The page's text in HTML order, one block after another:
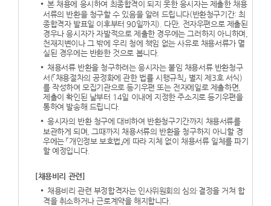
본 채용에 응시하여 최종합격이 되지 못한 응시자는 제출한 채용
서류의 반환을 청구할 수 있음을 알려 드립니다(반환청구기간: 최
종합격자 발표일 이후부터 90일까지). 다만, 전자우편으로 제출된
경우나 응시자가 자발적으로 제출한 경우에는 그러하지 아니하며,
천재지변이나 그 밖에 우리 청에 책임 없는 사유로 채용서류가 멸
실된 경우에는 반환한 것으로 봅니다.
채용서류 반환을 청구하려는 응시자는 붙임 채용서류 반환청구
서(「채용절차의 공정화에 관한 법률 시행규칙」 별지 제3호 서식)
를 작성하여 모집기관으로 등기우편 또는 전자메일로 제출하면,
제출이 확인된 날부터 14일 이내에 지정한 주소지로 등기우편을
통하여 발송해 드립니다.
응시자의 반환 청구에 대비하여 반환청구기간까지 채용서류를
보관하게 되며, 그때까지 채용서류의 반환을 청구하지 아니할 경
우에는 「개인정보 보호법」에 따라 지체 없이 채용서류 일체를 파기
할 예정입니다.
[채용비리 관련]
채용비리 관련 부정합격자는 인사위원회의 심의·결정을 거쳐 합
격을 취소하거나 근로계약을 해지합니다.